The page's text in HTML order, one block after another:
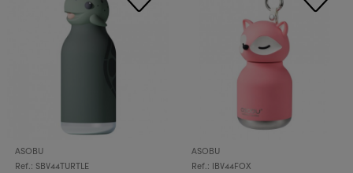
ASOBU
Ref.: SBV44TURTLE
ASOBU
Ref.: IBV44FOX